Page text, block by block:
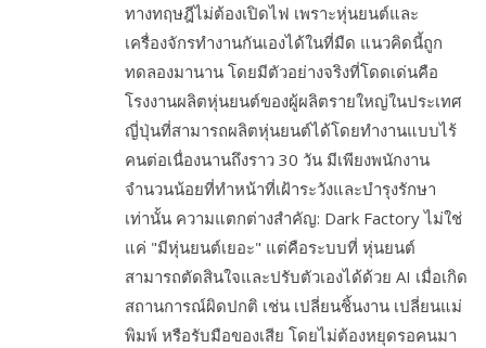
ทางทฤษฎีไม่ต้องเปิดไฟ เพราะหุ่นยนต์และ
เครื่องจักรทำงานกันเองได้ในที่มืด แนวคิดนี้ถูก
ทดลองมานาน โดยมีตัวอย่างจริงที่โดดเด่นคือ
โรงงานผลิตหุ่นยนต์ของผู้ผลิตรายใหญ่ในประเทศ
ญี่ปุ่นที่สามารถผลิตหุ่นยนต์ได้โดยทำงานแบบไร้
คนต่อเนื่องนานถึงราว 30 วัน มีเพียงพนักงาน
จำนวนน้อยที่ทำหน้าที่เฝ้าระวังและบำรุงรักษา
เท่านั้น ความแตกต่างสำคัญ: Dark Factory ไม่ใช่
แค่ "มีหุ่นยนต์เยอะ" แต่คือระบบที่ หุ่นยนต์
สามารถตัดสินใจและปรับตัวเองได้ด้วย AI เมื่อเกิด
สถานการณ์ผิดปกติ เช่น เปลี่ยนชิ้นงาน เปลี่ยนแม่
พิมพ์ หรือรับมือของเสีย โดยไม่ต้องหยุดรอคนมา